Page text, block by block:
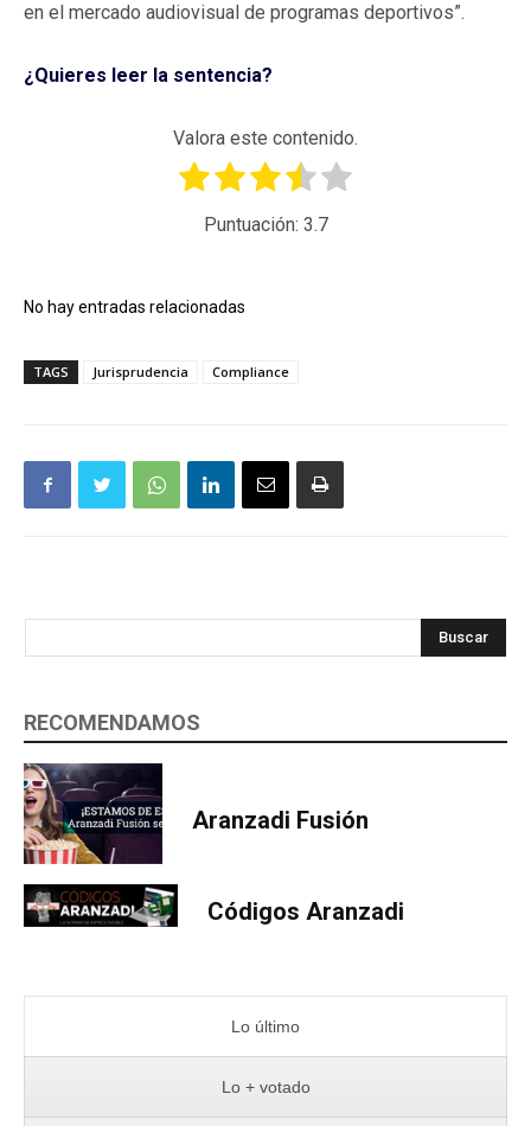
en el mercado audiovisual de programas deportivos”.
¿Quieres leer la sentencia?
Valora este contenido.
Puntuación: 3.7
No hay entradas relacionadas
TAGS Jurisprudencia Compliance
Buscar
RECOMENDAMOS
Aranzadi Fusión
Códigos Aranzadi
Lo último
Lo + votado